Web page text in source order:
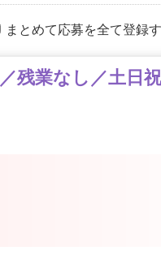
まとめて応募を全て登録
残業なし／土日